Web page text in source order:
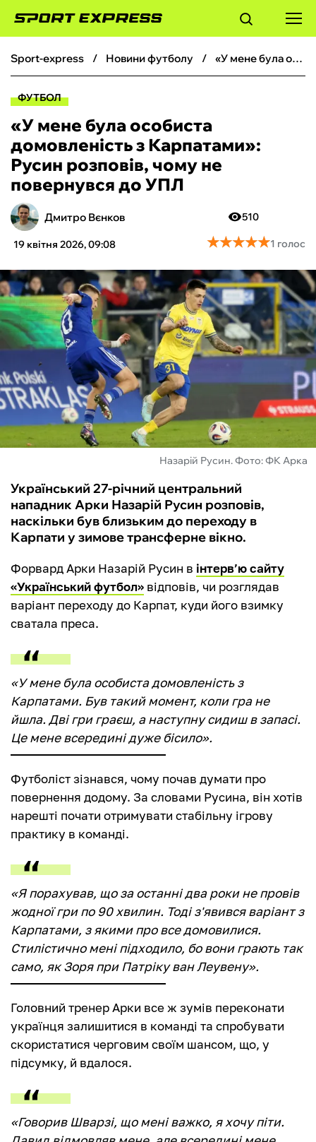
ФУТБОЛ
БОКС
ХОКЕЙ
ТЕНІС
КІБЕРСПОРТ
ЧС-2026
ФУТЗАЛ
ІНШІ
БУКМЕКЕРИ
sport-express новини футболу «У мене була особиста домовленість з Карпатами»: Русин розповів, чому не повернувся до УПЛ
ФУТБОЛ
«У мене була особиста
домовленість з Карпатами»:
Русин розповів, чому не
повернувся до УПЛ
Дмитро Вєнков
19 квітня 2026, 09:08
510
★★★★★
★★★★★1 голос
Назарій Русин. Фото: ФК Арка
Український 27-річний центральний
нападник Арки Назарій Русин розповів,
наскільки був близьким до переходу в
Карпати у зимове трансферне вікно.
Форвард Арки Назарій Русин в інтерв’ю сайту
«Український футбол» відповів, чи розглядав
варіант переходу до Карпат, куди його взимку
сватала преса.
«У мене була особиста домовленість з
Карпатами. Був такий момент, коли гра не
йшла. Дві гри граєш, а наступну сидиш в запасі.
Це мене всередині дуже бісило».
Футболіст зізнався, чому почав думати про
повернення додому. За словами Русина, він хотів
нарешті почати отримувати стабільну ігрову
практику в команді.
«Я порахував, що за останні два роки не провів
жодної гри по 90 хвилин. Тоді з'явився варіант з
Карпатами, з якими про все домовилися.
Стилістично мені підходило, бо вони грають так
само, як Зоря при Патріку ван Леувену».
Головний тренер Арки все ж зумів переконати
українця залишитися в команді та спробувати
скористатися черговим своїм шансом, що, у
підсумку, й вдалося.
«Говорив Шварзі, що мені важко, я хочу піти.